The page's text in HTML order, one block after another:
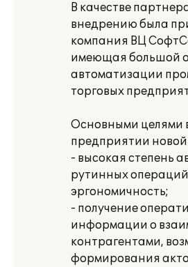
В качестве
внедрению была
компания ВЦ
имеющая большой
автоматизации
торговых
Основными целями
предприятии
- высокая степень
рутинных
эргономичность;
- получение
информации о
контрагентами,
формирования